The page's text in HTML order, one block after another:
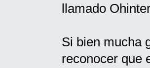
llamado
Si bien mucha
reconocer que